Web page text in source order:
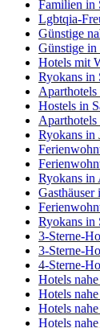
Familien in
Lgbtqia-
Günstige
Günstige in
Hotels mit
Ryokans in
Hostels in
Ryokans in
Ryokans in
Gasthäuser
Ryokans in
3-Sterne-
3-Sterne-
4-Sterne-
Hotels
Hotels
Hotels
Hotels